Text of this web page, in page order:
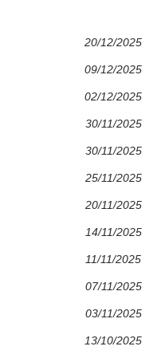
20/12/2025
09/12/2025
02/12/2025
30/11/2025
30/11/2025
25/11/2025
20/11/2025
14/11/2025
11/11/2025
07/11/2025
03/11/2025
13/10/2025